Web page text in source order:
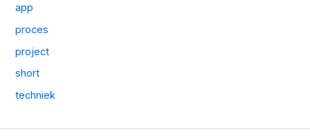
app
proces
project
short
techniek